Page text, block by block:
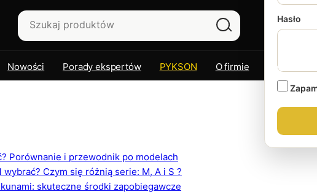
Porównanie i przewodnik po modelach
wybrać? Czym się różnią serie: M, A i S ?
skuteczne środki zapobiegawcze
Hasło
Nowości Porady ekspertów PYKSON O firmie Kontakt